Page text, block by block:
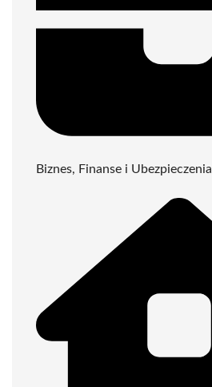
Biznes, Finanse i Ubezpieczenia